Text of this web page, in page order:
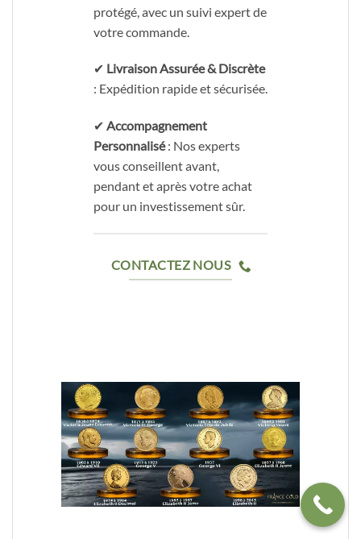
protégé, avec un suivi expert de
votre commande.
✔ Livraison Assurée & Discrète
: Expédition rapide et sécurisée.
✔ Accompagnement
Personnalisé: Nos experts
vous conseillent avant,
pendant et après votre achat
pour un investissement sûr.
CONTACTEZ NOUS